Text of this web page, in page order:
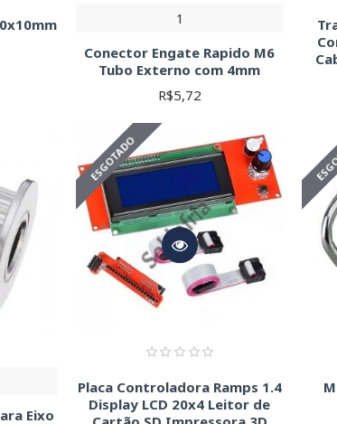
1
Conector Engate Rapido M6
Tubo Externo com 4mm
R$5,72
Eixo
ESGOTADO
Placa Controladora Ramps 1.4
Display LCD 20x4 Leitor de